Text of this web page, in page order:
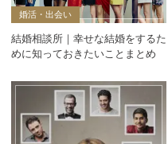
婚活・出会い
結婚相談所｜幸せな結婚をするた
めに知っておきたいことまとめ